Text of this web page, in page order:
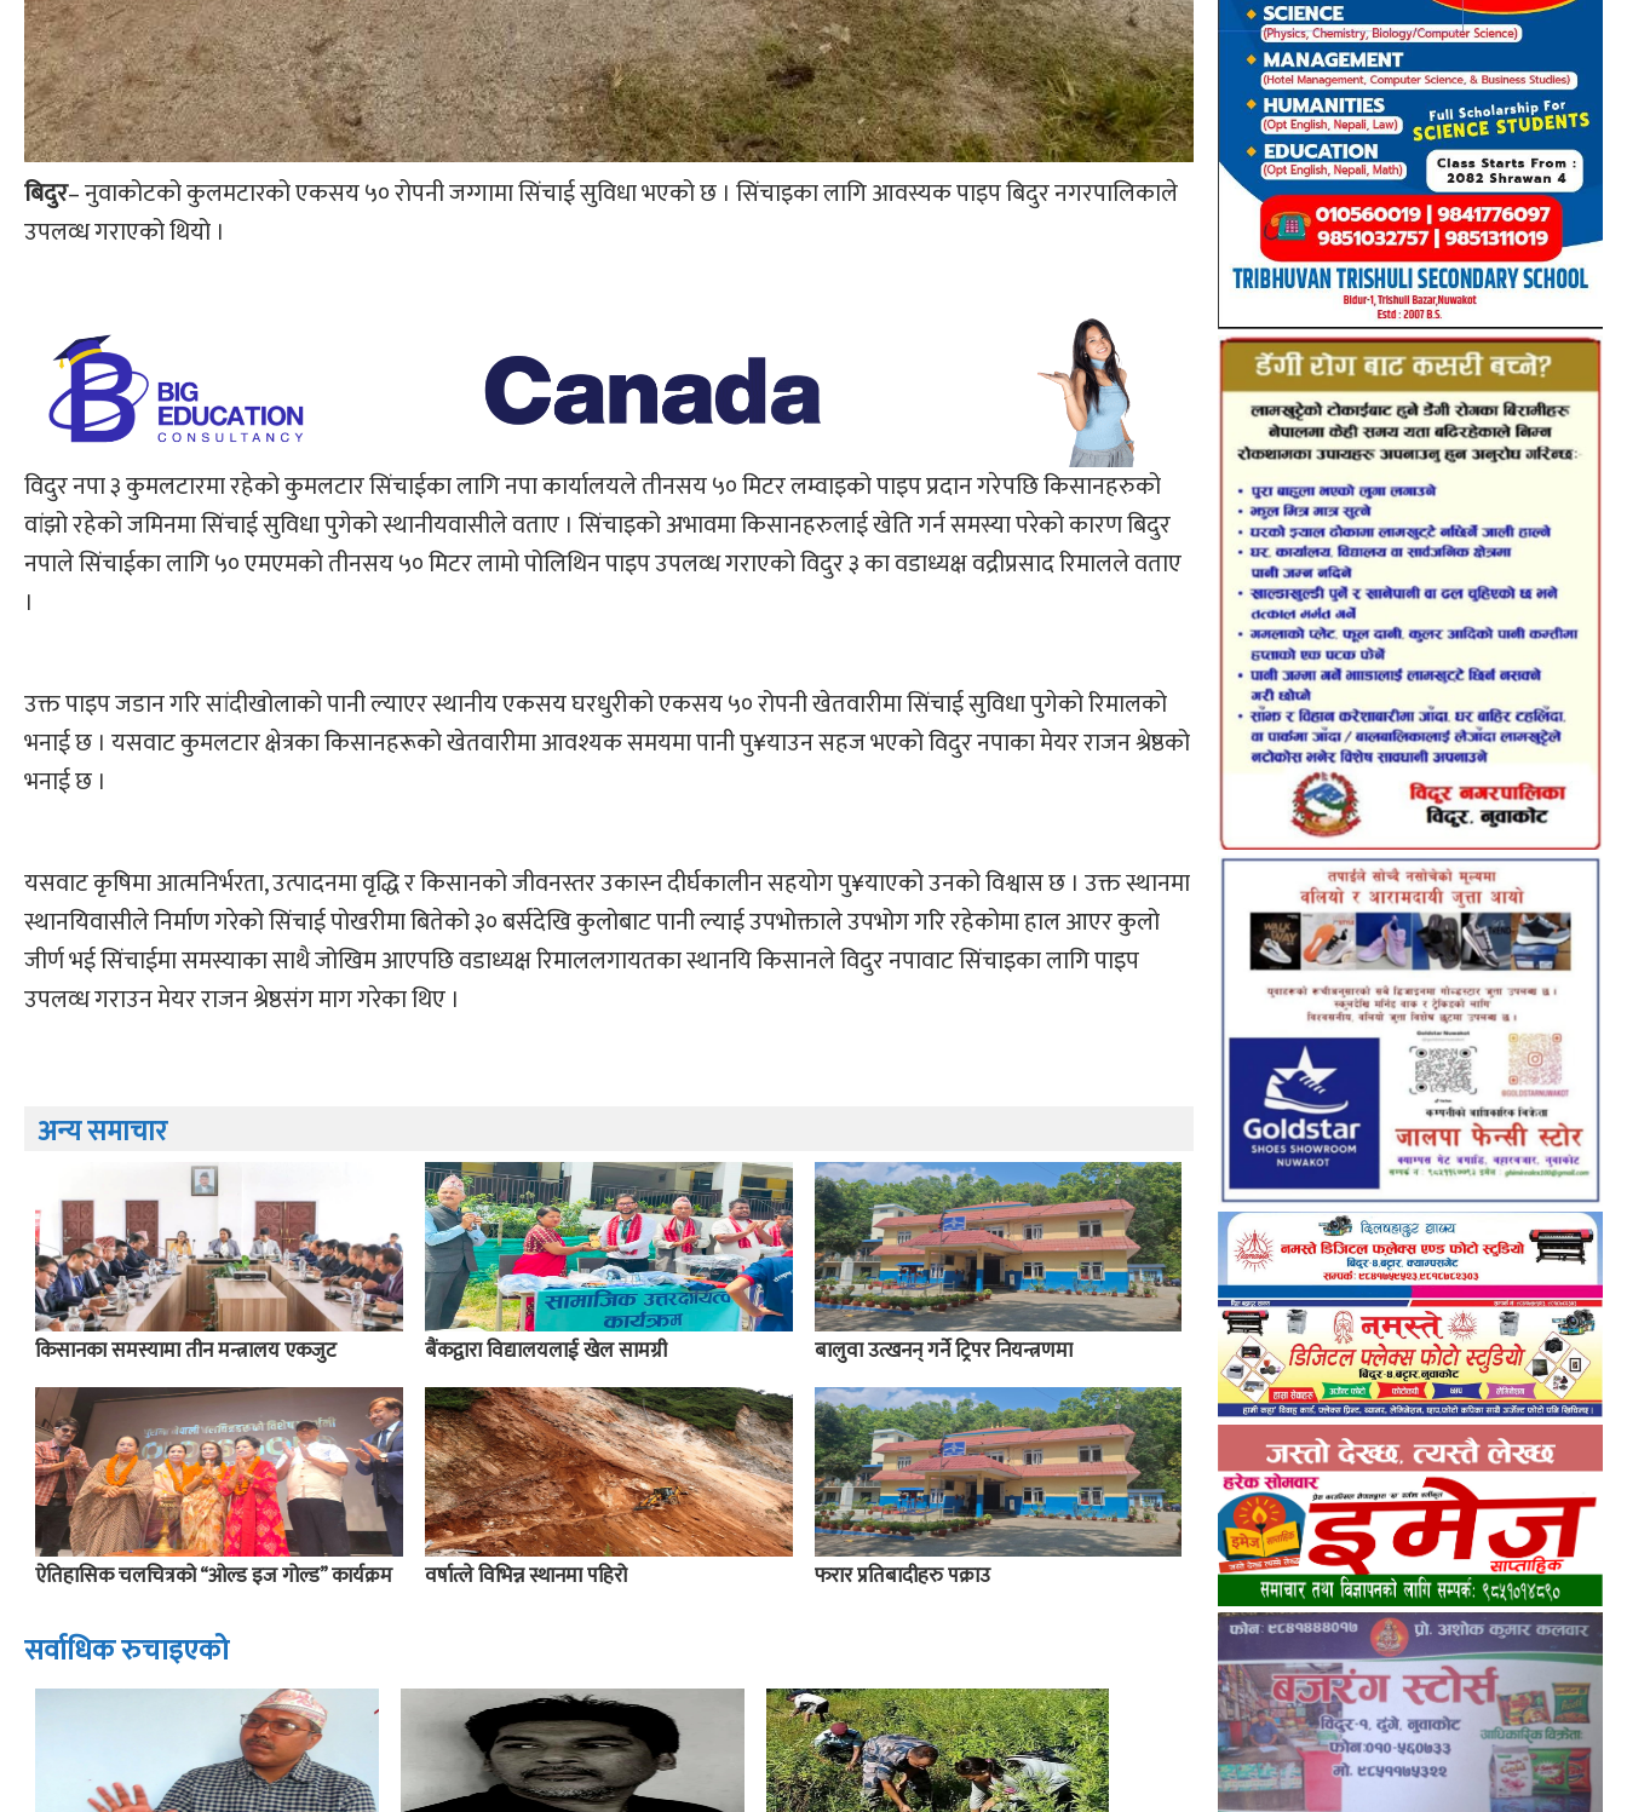
बिदुर– नुवाकोटको कुलमटारको एकसय ५० रोपनी जग्गामा सिंचाई सुविधा भएको छ । सिंचाइका लागि आवस्यक पाइप बिदुर नगरपालिकाले
उपलव्ध गराएको थियो ।
विदुर नपा ३ कुमलटारमा रहेको कुमलटार सिंचाईका लागि नपा कार्यालयले तीनसय ५० मिटर लम्वाइको पाइप प्रदान गरेपछि किसानहरुको
वांझो रहेको जमिनमा सिंचाई सुविधा पुगेको स्थानीयवासीले वताए । सिंचाइको अभावमा किसानहरुलाई खेति गर्न समस्या परेको कारण बिदुर
नपाले सिंचाईका लागि ५० एमएमको तीनसय ५० मिटर लामो पोलिथिन पाइप उपलव्ध गराएको विदुर ३ का वडाध्यक्ष वद्रीप्रसाद रिमालले वताए
।
उक्त पाइप जडान गरि सांदीखोलाको पानी ल्याएर स्थानीय एकसय घरधुरीको एकसय ५० रोपनी खेतवारीमा सिंचाई सुविधा पुगेको रिमालको
भनाई छ । यसवाट कुमलटार क्षेत्रका किसानहरूको खेतवारीमा आवश्यक समयमा पानी पु¥याउन सहज भएको विदुर नपाका मेयर राजन श्रेष्ठको
भनाई छ ।
यसवाट कृषिमा आत्मनिर्भरता, उत्पादनमा वृद्धि र किसानको जीवनस्तर उकास्न दीर्घकालीन सहयोग पु¥याएको उनको विश्वास छ । उक्त स्थानमा
स्थानयिवासीले निर्माण गरेको सिंचाई पोखरीमा बितेको ३० बर्सदेखि कुलोबाट पानी ल्याई उपभोक्ताले उपभोग गरि रहेकोमा हाल आएर कुलो
जीर्ण भई सिंचाईमा समस्याका साथै जोखिम आएपछि वडाध्यक्ष रिमाललगायतका स्थानयि किसानले विदुर नपावाट सिंचाइका लागि पाइप
उपलव्ध गराउन मेयर राजन श्रेष्ठसंग माग गरेका थिए ।
अन्य समाचार
किसानका समस्यामा तीन मन्त्रालय एकजुट बैंकद्वारा विद्यालयलाई खेल सामग्री बालुवा उत्खनन् गर्ने ट्रिपर नियन्त्रणमा
ऐतिहासिक चलचित्रको “ओल्ड इज गोल्ड” कार्यक्रम वर्षात्ले विभिन्न स्थानमा पहिरो फरार प्रतिबादीहरु पक्राउ
सर्वाधिक रुचाइएको